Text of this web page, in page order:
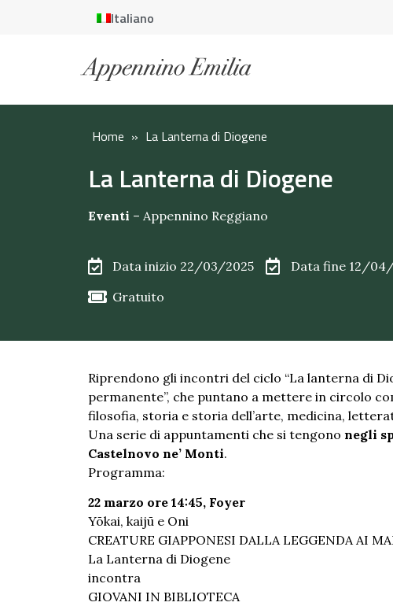
Italiano
Home » La Lanterna di Diogene
La Lanterna di Diogene
Eventi – Appennino Reggiano
Data inizio 22/03/2025 Data fine 12/
Gratuito
Riprendono gli incontri del ciclo “La lanterna di
permanente”, che puntano a mettere in circolo
filosofia, storia e storia dell’arte, medicina,
Una serie di appuntamenti che si tengono negli
Castelnovo ne’ Monti.
Programma:
22 marzo ore 14:45, Foyer
Yōkai, kaijū e Oni
CREATURE GIAPPONESI DALLA LEGGENDA AI
La Lanterna di Diogene
incontra
GIOVANI IN BIBLIOTECA